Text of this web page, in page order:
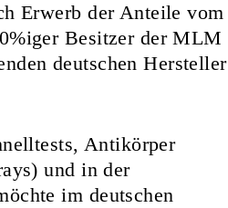
Erwerb der Anteile vom
Besitzer der MLM
deutschen Hersteller
Antikörper
und in der
im deutschen